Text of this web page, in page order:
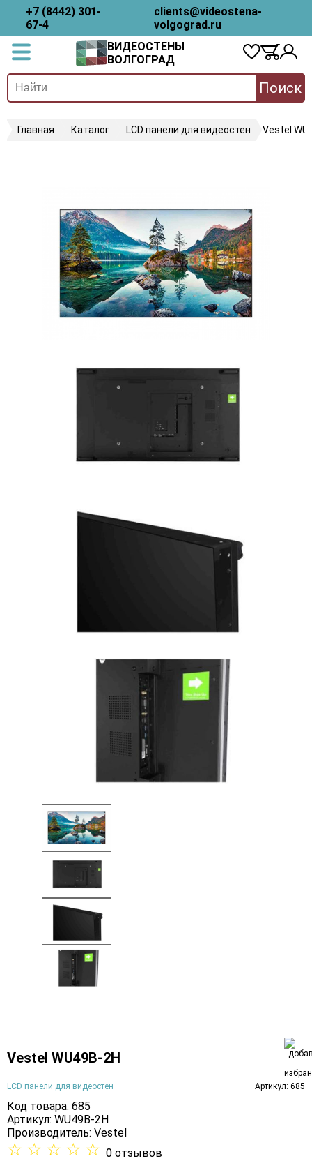
+7 (8442) 301-
67-4
clients@videostena-
volgograd.ru
ВИДЕОСТЕНЫ
ВОЛГОГРАД
Поиск
Главная Каталог LCD панели для видеостен Vestel
Vestel WU49B-2H
LCD панели для видеостен Артикул: 685
Код товара: 685
Артикул: WU49B-2H
Производитель: Vestel
☆ ☆ ☆ ☆ ☆ 0 отзывов